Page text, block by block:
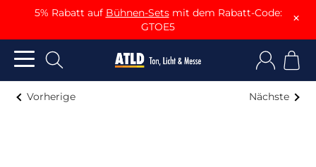
5% Rabatt auf Bühnen-Setsmit dem Rabatt-Code:
GTOE5
×
Vorherige Nächste